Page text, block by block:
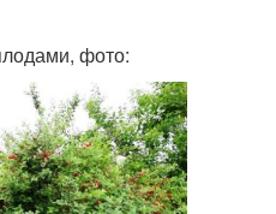
фото: